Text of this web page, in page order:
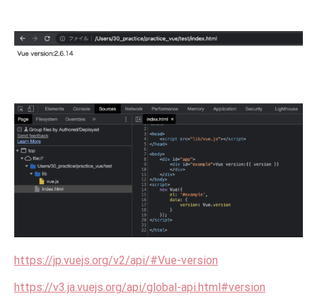
https://jp.vuejs.org/v2/api/#Vue-version
https://v3.ja.vuejs.org/api/global-api.html#version